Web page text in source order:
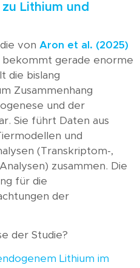
Lithium und
von Aron et al. (2025)
bekommt gerade enorme
die bislang
Zusammenhang
und der
Sie führt Daten aus
und
(Transkriptom-,
zusammen. Die
für die
der
der Studie?
Lithium im